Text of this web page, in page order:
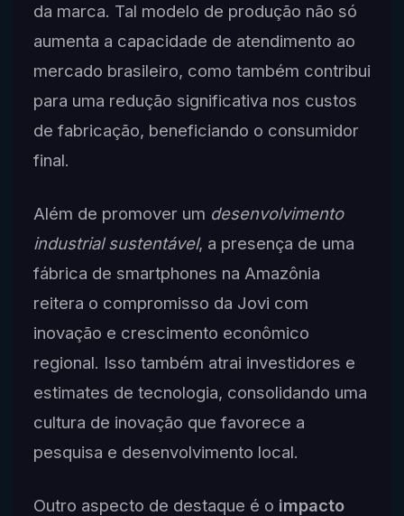
da marca. Tal modelo de produção não só
aumenta a capacidade de atendimento ao
mercado brasileiro, como também contribui
para uma redução significativa nos custos
de fabricação, beneficiando o consumidor
final.
Além de promover um desenvolvimento
industrial sustentável, a presença de uma
fábrica de smartphones na Amazônia
reitera o compromisso da Jovi com
inovação e crescimento econômico
regional. Isso também atrai investidores e
estimates de tecnologia, consolidando uma
cultura de inovação que favorece a
pesquisa e desenvolvimento local.
Outro aspecto de destaque é o impacto